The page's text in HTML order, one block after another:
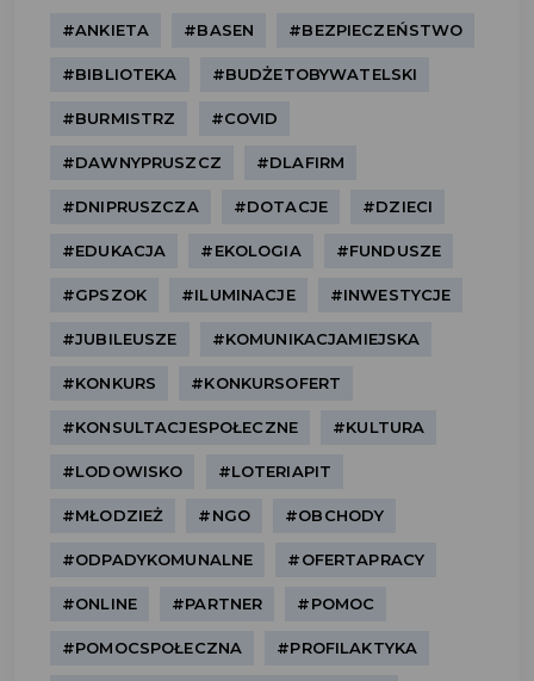
#ANKIETA #BASEN #BEZPIECZEŃSTWO
#BIBLIOTEKA #BUDŻETOBYWATELSKI
#BURMISTRZ #COVID
#DAWNYPRUSZCZ #DLAFIRM
#DNIPRUSZCZA #DOTACJE #DZIECI
#EDUKACJA #EKOLOGIA #FUNDUSZE
#GPSZOK #ILUMINACJE #INWESTYCJE
#JUBILEUSZE #KOMUNIKACJAMIEJSKA
#KONKURS #KONKURSOFERT
#KONSULTACJESPOŁECZNE #KULTURA
#LODOWISKO #LOTERIAPIT
#MŁODZIEŻ #NGO #OBCHODY
#ODPADYKOMUNALNE #OFERTAPRACY
#ONLINE #PARTNER #POMOC
#POMOCSPOŁECZNA #PROFILAKTYKA